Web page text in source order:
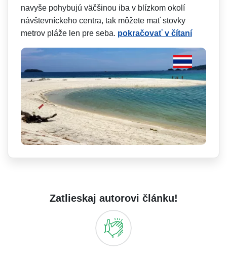
navyše pohybujú väčšinou iba v blízkom okolí
návštevníckeho centra, tak môžete mať stovky
metrov pláže len pre seba. pokračovať v čítaní
Zatlieskaj autorovi článku!